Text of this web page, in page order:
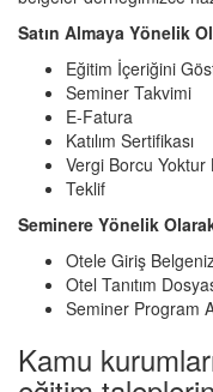
Satın Almaya Yönelik
Eğitim İçeriğini
Seminer Takvimi
E-Fatura
Katılım Sertifikası
Vergi Borcu Yoktur
Teklif
Seminere Yönelik
Otele Giriş
Otel Tanıtım
Seminer Program
Kamu